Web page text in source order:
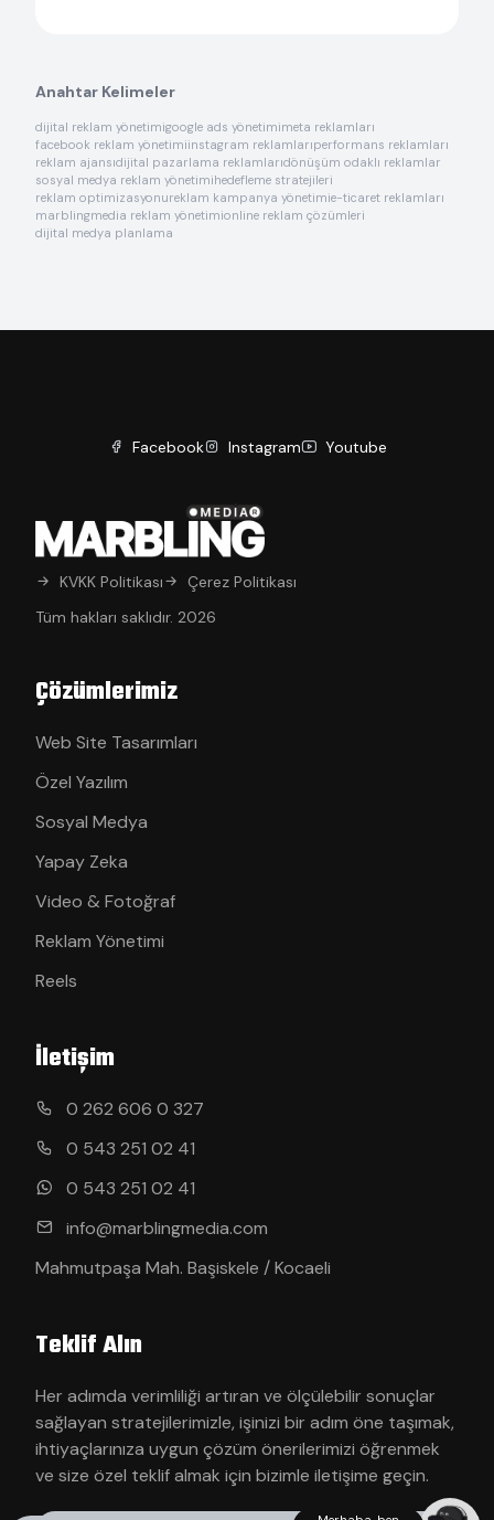
Anahtar Kelimeler
dijital reklam yönetimigoogle ads yönetimimeta reklamları
facebook reklam yönetimiinstagram reklamlarıperformans reklamları
reklam ajansıdijital pazarlama reklamlarıdönüşüm odaklı reklamlar
sosyal medya reklam yönetimihedefleme stratejileri
reklam optimizasyonureklam kampanya yönetimie-ticaret reklamları
marblingmedia reklam yönetimionline reklam çözümleri
dijital medya planlama
Facebook Instagram Youtube
KVKK Politikası
Çerez Politikası
Tüm hakları saklıdır. 2026
Çözümlerimiz
Web Site Tasarımları
Özel Yazılım
Sosyal Medya
Yapay Zeka
Video & Fotoğraf
Reklam Yönetimi
Reels
İletişim
0 262 606 0 327
0 543 251 02 41
0 543 251 02 41
info@marblingmedia.com
Mahmutpaşa Mah. Başiskele / Kocaeli
Teklif Alın
Her adımda verimliliği artıran ve ölçülebilir sonuçlar
sağlayan stratejilerimizle, işinizi bir adım öne taşımak,
ihtiyaçlarınıza uygun çözüm önerilerimizi öğrenmek
ve size özel teklif almak için bizimle iletişime geçin.